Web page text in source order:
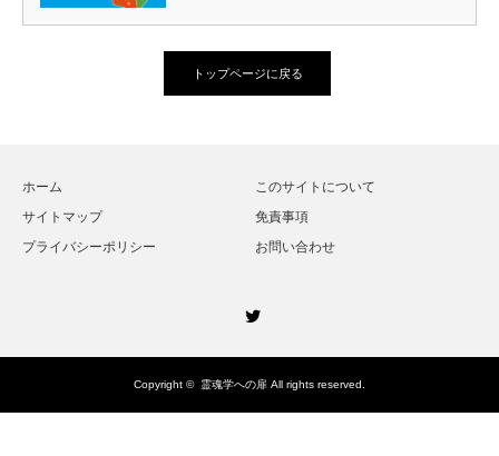
トップページに戻る
ホーム
このサイトについて
サイトマップ
免責事項
プライバシーポリシー
お問い合わせ
Copyright © 霊魂学への扉 All rights reserved.